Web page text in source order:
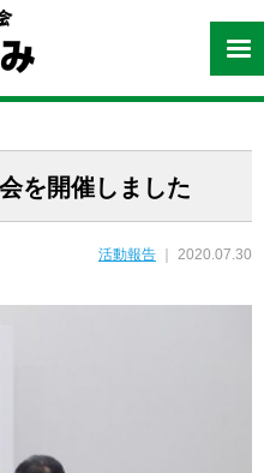
を開催しました
活動報告 ｜ 2020.07.30